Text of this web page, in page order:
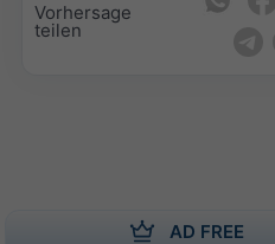
Vorhersage
teilen
AD FREE